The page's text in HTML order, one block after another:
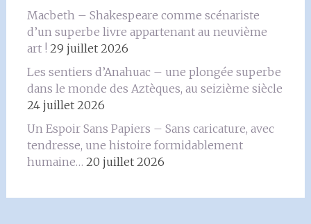
Macbeth – Shakespeare comme scénariste
d’un superbe livre appartenant au neuvième
art ! 29 juillet 2026
Les sentiers d’Anahuac – une plongée superbe
dans le monde des Aztèques, au seizième siècle
24 juillet 2026
Un Espoir Sans Papiers – Sans caricature, avec
tendresse, une histoire formidablement
humaine… 20 juillet 2026